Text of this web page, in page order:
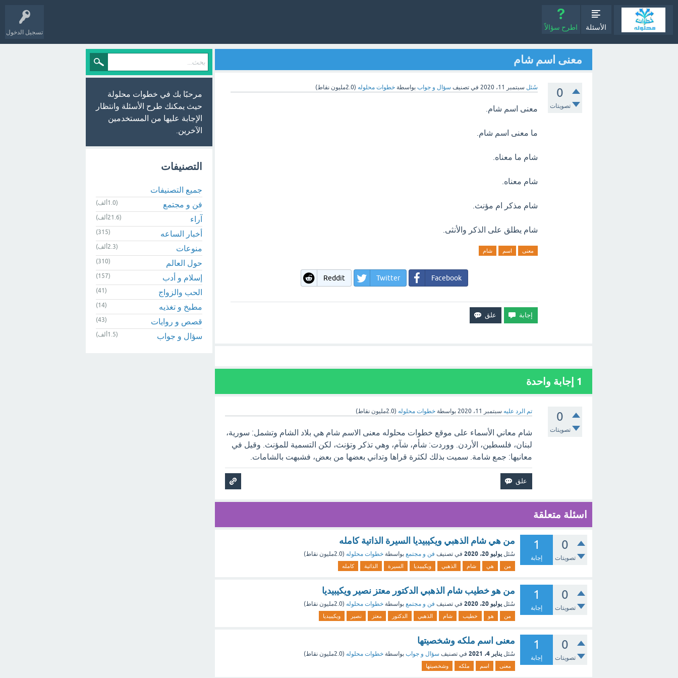
تسجيل الدخول
الأسئلة اطرح سؤالاً
معنى اسم شام
0
تصويتات
سُئل سبتمبر 11، 2020 في تصنيف سؤال و جواب بواسطة خطوات محلوله (2.0مليون نقاط)
معنى اسم شام.
ما معنى اسم شام.
شام ما معناه.
شام معناه.
شام مذكر ام مؤنث.
شام يطلق على الذكر والأنثى.
معنى اسم شام
Facebook
Twitter
Reddit
1 إجابة واحدة
0
تصويتات
تم الرد عليه سبتمبر 11، 2020 بواسطةخطوات محلوله (2.0مليون نقاط)
شام معاني الأسماء على موقع خطوات محلوله معنى الاسم شام هي بلاد الشام وتشمل: سورية،
لبنان، فلسطين، الأردن. ووردت: شأم، شآم، وهي تذكر وتؤنث، لكن التسمية للمؤنث. وقيل في
معانيها: جمع شامة. سميت بذلك لكثرة قراها وتداني بعضها من بعض، فشبهت بالشامات.
اسئلة متعلقة
0
تصويتات
1
إجابة
من هي شام الذهبي ويكيبيديا السيرة الذاتية كامله
سُئل يوليو 20، 2020 في تصنيف فن و مجتمع بواسطة خطوات محلوله (2.0مليون نقاط)
من هي شام الذهبي ويكيبيديا السيرة الذاتية كامله
0
تصويتات
1
إجابة
من هو خطيب شام الذهبي الدكتور معتز نصير ويكيبيديا
سُئل يوليو 20، 2020 في تصنيف فن و مجتمع بواسطة خطوات محلوله (2.0مليون نقاط)
من هو خطيب شام الذهبي الدكتور معتز نصير ويكيبيديا
0
تصويتات
1
إجابة
معنى اسم ملكه وشخصيتها
سُئل يناير 4، 2021 في تصنيف سؤال و جواب بواسطة خطوات محلوله (2.0مليون نقاط)
معنى اسم ملكه وشخصيتها
مرحبًا بك في خطوات محلولة
حيث يمكنك طرح الأسئلة وانتظار
الإجابة عليها من المستخدمين
الآخرين.
التصنيفات
جميع التصنيفات
فن و مجتمع
(1.0ألف)
آراء (21.6ألف)
أخبار الساعه (315)
منوعات (2.3ألف)
حول العالم (310)
إسلام و أدب (157)
الحب والزواج (41)
مطبخ و تغذيه (14)
قصص و روايات (43)
سؤال و جواب (1.5ألف)